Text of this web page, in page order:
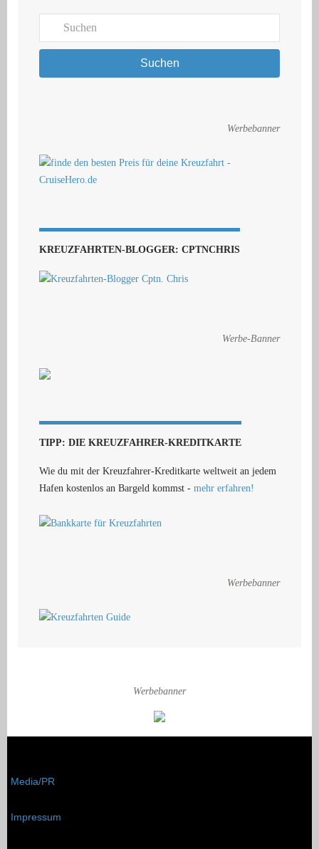
Suchen
Werbebanner
KREUZFAHRTEN-BLOGGER: CPTNCHRIS
Werbe-Banner
TIPP: DIE KREUZFAHRER-KREDITKARTE
Wie du mit der Kreuzfahrer-Kreditkarte weltweit an jedem
Hafen kostenlos an Bargeld kommst - mehr erfahren!
Werbebanner
Werbebanner
Media/PR
Impressum